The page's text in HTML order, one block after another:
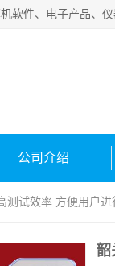
公司介绍
测试效率 方便用户进
韶